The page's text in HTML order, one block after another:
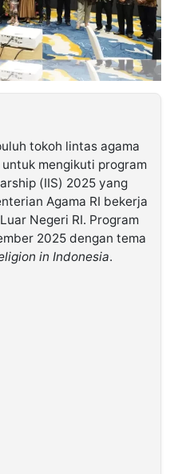
tokoh lintas agama
mengikuti program
(IIS) 2025 yang
Agama RI bekerja
Negeri RI. Program
2025 dengan tema
in Indonesia.